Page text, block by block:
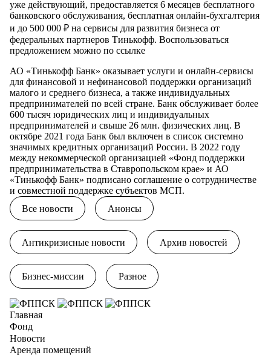
уже действующий, предоставляется 6 месяцев бесплатного
банковского обслуживания, бесплатная онлайн-бухгалтерия
и до 500 000 ₽ на сервисы для развития бизнеса от
федеральных партнеров Тинькофф. Воспользоваться
предложением можно по ссылке
АО «Тинькофф Банк» оказывает услуги и онлайн-сервисы
для финансовой и нефинансовой поддержки организаций
малого и среднего бизнеса, а также индивидуальных
предпринимателей по всей стране. Банк обслуживает более
600 тысяч юридических лиц и индивидуальных
предпринимателей и свыше 26 млн. физических лиц. В
октябре 2021 года Банк был включен в список системно
значимых кредитных организаций России. В 2022 году
между некоммерческой организацией «Фонд поддержки
предпринимательства в Ставропольском крае» и АО
«Тинькофф Банк» подписано соглашение о сотрудничестве
и совместной поддержке субъектов МСП.
Все новости
Анонсы
Антикризисные новости Архив новостей
Бизнес-миссии Разное
Главная
Фонд
Новости
Аренда помещений